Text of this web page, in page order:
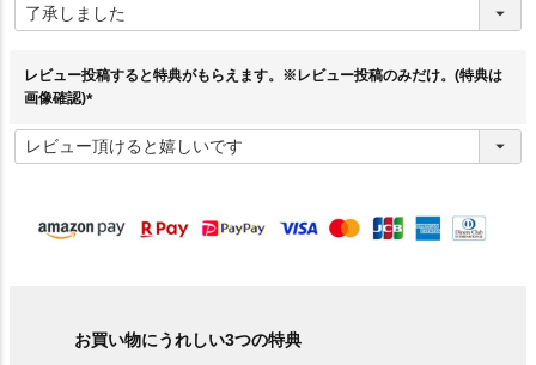
須
レビュー投稿すると特典がもらえます。※レビュー投稿のみだけ。(特典は
画像確認)
必
須
お買い物にうれしい3つの特典